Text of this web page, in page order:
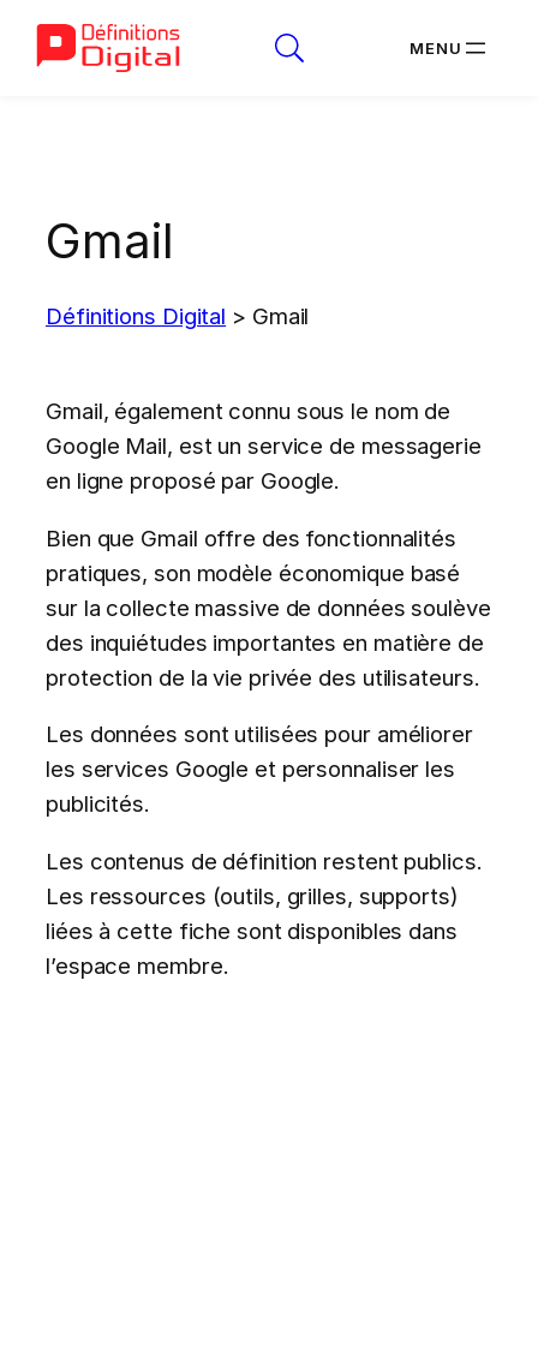
Gmail
Définitions Digital > Gmail
Gmail, également connu sous le nom de
Google Mail, est un service de messagerie
en ligne proposé par Google.
Bien que Gmail offre des fonctionnalités
pratiques, son modèle économique basé
sur la collecte massive de données soulève
des inquiétudes importantes en matière de
protection de la vie privée des utilisateurs.
Les données sont utilisées pour améliorer
les services Google et personnaliser les
publicités.
Les contenus de définition restent publics.
Les ressources (outils, grilles, supports)
liées à cette fiche sont disponibles dans
l’espace membre.